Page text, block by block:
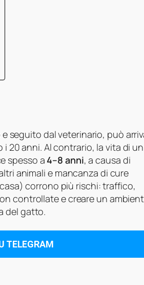
seguito dal veterinario, può
20 anni. Al contrario, la vita di un
spesso a 4–8 anni, a causa di
animali e mancanza di cure
corrono più rischi: traffico,
controllate e creare un
del gatto.
TELEGRAM